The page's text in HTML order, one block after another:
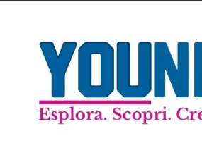
contenuto